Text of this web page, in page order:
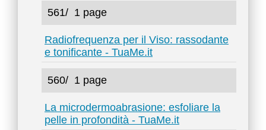
561/ 1 page
Radiofrequenza per il Viso: rassodante
e tonificante - TuaMe.it
560/ 1 page
La microdermoabrasione: esfoliare la
pelle in profondità - TuaMe.it